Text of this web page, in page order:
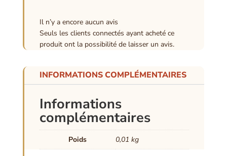
Il n’y a encore aucun avis
Seuls les clients connectés ayant acheté ce
produit ont la possibilité de laisser un avis.
INFORMATIONS COMPLÉMENTAIRES
Informations
complémentaires
Poids 0,01 kg